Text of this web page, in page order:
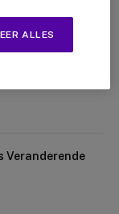
Je
Veranderende
ALLES